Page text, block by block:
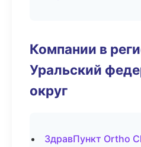
Компании в
Уральский
округ
ЗдравПункт Ortho